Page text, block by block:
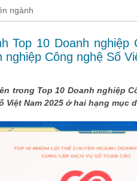
ngành
Top 10 Doanh
nghiệp Công nghệ Số
trong Top 10 Doanh nghiệp
Việt Nam 2025 ở hai hạng mục